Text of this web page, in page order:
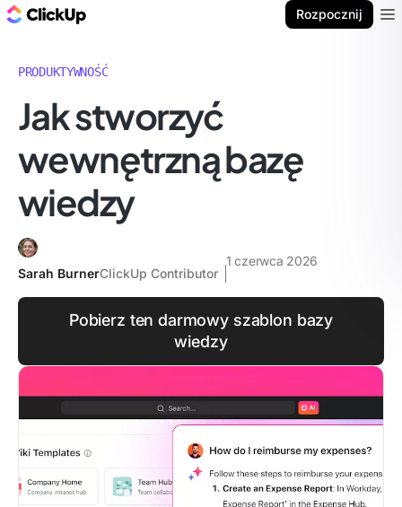
Rozpocznij
PRODUKTYWNOŚĆ
Jak stworzyć
wewnętrzną bazę
wiedzy
Sarah BurnerClickUp Contributor
1 czerwca 2026
Pobierz ten darmowy szablon bazy
wiedzy